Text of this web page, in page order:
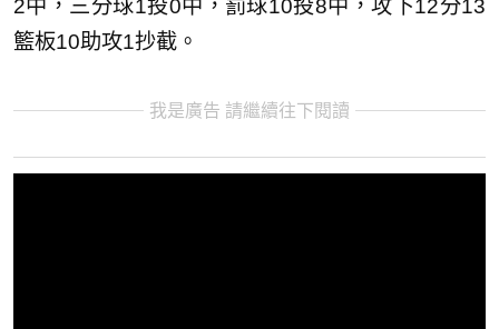
2中，三分球1投0中，罰球10投8中，攻下12分13
籃板10助攻1抄截。
我是廣告 請繼續往下閱讀